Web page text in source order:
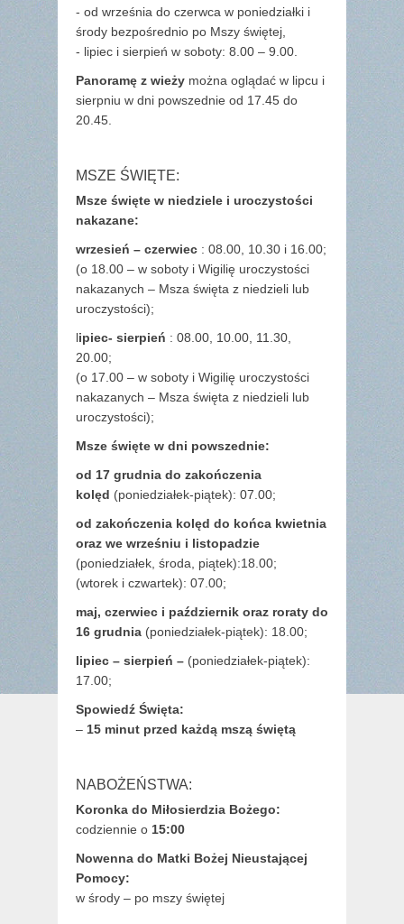
- od września do czerwca w poniedziałki i
środy bezpośrednio po Mszy świętej,
- lipiec i sierpień w soboty: 8.00 – 9.00.
Panoramę z wieży można oglądać w lipcu i
sierpniu w dni powszednie od 17.45 do
20.45.
MSZE ŚWIĘTE:
Msze święte w niedziele i uroczystości
nakazane:
wrzesień – czerwiec : 08.00, 10.30 i 16.00;
(o 18.00 – w soboty i Wigilię uroczystości
nakazanych – Msza święta z niedzieli lub
uroczystości);
lipiec- sierpień : 08.00, 10.00, 11.30,
20.00;
(o 17.00 – w soboty i Wigilię uroczystości
nakazanych – Msza święta z niedzieli lub
uroczystości);
Msze święte w dni powszednie:
od 17 grudnia do zakończenia
kolęd (poniedziałek-piątek): 07.00;
od zakończenia kolęd do końca kwietnia
oraz we wrześniu i listopadzie
(poniedziałek, środa, piątek):18.00;
(wtorek i czwartek): 07.00;
maj, czerwiec i październik oraz roraty do
16 grudnia (poniedziałek-piątek): 18.00;
lipiec – sierpień – (poniedziałek-piątek):
17.00;
Spowiedź Święta:
– 15 minut przed każdą mszą świętą
NABOŻEŃSTWA:
Koronka do Miłosierdzia Bożego:
codziennie o 15:00
Nowenna do Matki Bożej Nieustającej
Pomocy:
w środy – po mszy świętej